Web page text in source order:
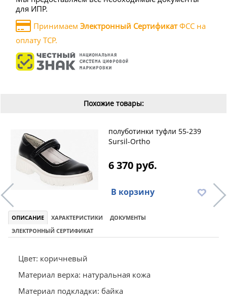
для ИПР.
Принимаем Электронный СертификатФСС на
оплату ТСР.
Похожие товары:
полуботинки туфли 55-239
Sursil-Ortho
6 370 руб.
В корзину
ОПИСАНИЕ ХАРАКТЕРИСТИКИ
ДОКУМЕНТЫ
ЭЛЕКТРОННЫЙ СЕРТИФИКАТ
Цвет: коричневый
Материал верха: натуральная кожа
Материал подкладки: байка